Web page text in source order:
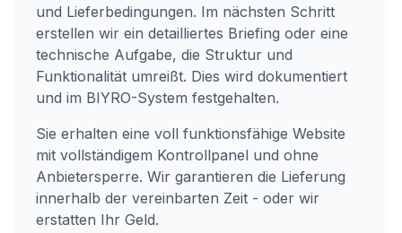
und Lieferbedingungen. Im nächsten Schritt
erstellen wir ein detailliertes Briefing oder eine
technische Aufgabe, die Struktur und
Funktionalität umreißt. Dies wird dokumentiert
und im BIYRO-System festgehalten.
Sie erhalten eine voll funktionsfähige Website
mit vollständigem Kontrollpanel und ohne
Anbietersperre. Wir garantieren die Lieferung
innerhalb der vereinbarten Zeit - oder wir
erstatten Ihr Geld.